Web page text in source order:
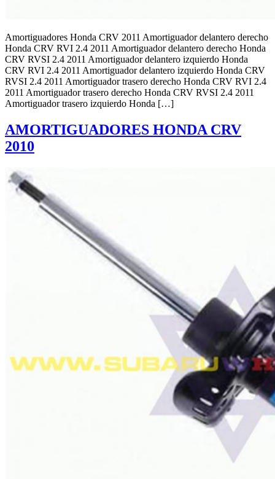
Amortiguadores Honda CRV 2011 Amortiguador delantero derecho
Honda CRV RVI 2.4 2011 Amortiguador delantero derecho Honda
CRV RVSI 2.4 2011 Amortiguador delantero izquierdo Honda
CRV RVI 2.4 2011 Amortiguador delantero izquierdo Honda CRV
RVSI 2.4 2011 Amortiguador trasero derecho Honda CRV RVI 2.4
2011 Amortiguador trasero derecho Honda CRV RVSI 2.4 2011
Amortiguador trasero izquierdo Honda […]
AMORTIGUADORES HONDA CRV
2010